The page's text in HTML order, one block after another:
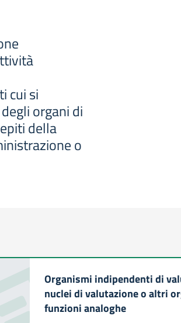
cui si
organi di
della
o
Organismi indipendenti di
nuclei di valutazione o altri
funzioni analoghe